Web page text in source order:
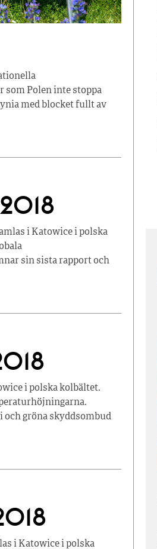
Polen inte stoppa
med blocket fullt av
i Katowice i polska
sin sista rapport och
i polska kolbältet.
gröna skyddsombud
i Katowice i polska